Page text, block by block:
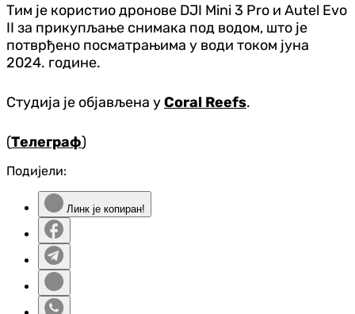
Тим је користио дронове DJI Mini 3 Pro и Autel Evo
II за прикупљање снимака под водом, што је
потврђено посматрањима у води током јуна
2024. године.
Студија је објављена уCoral Reefs.
(Телеграф)
Подијели:
Линк је копиран!